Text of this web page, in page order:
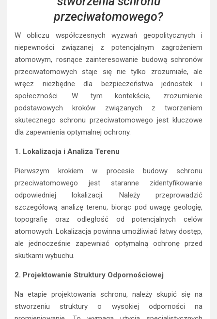
przeciwatomowego?
W obliczu współczesnych wyzwań geopolitycznych i
niepewności związanej z potencjalnym zagrożeniem
atomowym, rosnące zainteresowanie budową schronów
przeciwatomowych staje się nie tylko zrozumiałe, ale
wręcz niezbędne dla bezpieczeństwa jednostek i
społeczności. W tym kontekście, zrozumienie
podstawowych kroków związanych z tworzeniem
skutecznego schronu przeciwatomowego jest kluczowe
dla zapewnienia optymalnej ochrony.
1. Lokalizacja i Analiza Terenu
Pierwszym krokiem w procesie budowy schronu
przeciwatomowego jest staranne zidentyfikowanie
odpowiedniej lokalizacji. Należy przeprowadzić
szczegółową analizę terenu, biorąc pod uwagę geologię,
topografię oraz odległość od potencjalnych celów
atomowych. Lokalizacja powinna umożliwiać łatwy dostęp,
ale jednocześnie zapewniać optymalną ochronę przed
skutkami wybuchu.
2. Projektowanie Struktury Odpornościowej
Na etapie projektowania schronu, należy skupić się na
stworzeniu struktury o wysokiej odporności na